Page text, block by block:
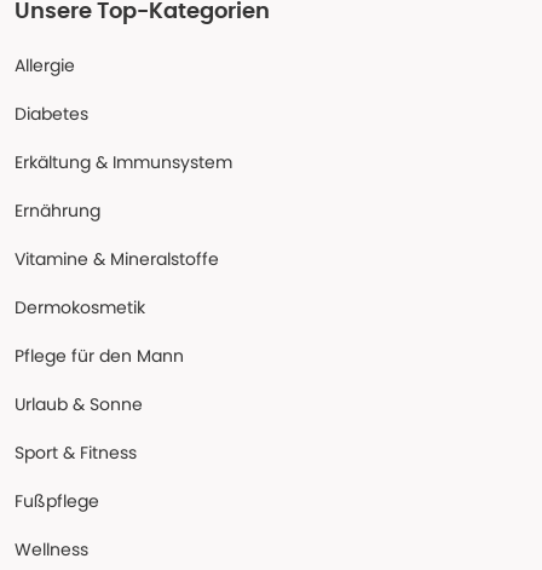
Unsere Top-Kategorien
Allergie
Diabetes
Erkältung & Immunsystem
Ernährung
Vitamine & Mineralstoffe
Dermokosmetik
Pflege für den Mann
Urlaub & Sonne
Sport & Fitness
Fußpflege
Wellness